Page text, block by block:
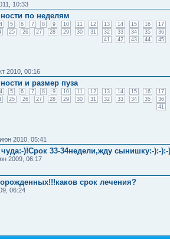
10:33
по неделям
4 5 6 7 8 9 10 11 12 13 14 15 16
17
25 26 27 28 29 30 31 32 33 34 35
36
41
42 43 44 45
2010, 00:16
и размер пуза
4 5 6 7 8 9 10 11 12 13 14 15 16
17
25 26 27 28 29 30 31 32 33 34 35
36
41
2010, 05:41
)!Срок 33-34недели,жду сынишку:-):-):-
2009, 06:17
срок лечения?
06:24